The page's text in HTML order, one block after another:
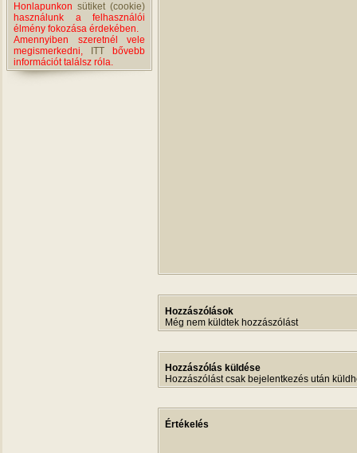
Honlapunkon sütiket (cookie)
használunk a felhasználói
élmény fokozása érdekében.
Amennyiben szeretnél vele
megismerkedni,
ITT bővebb
információt találsz róla.
Hozzászólások
Még nem küldtek hozzászólást
Hozzászólás küldése
Hozzászólást csak bejelentkezés után
Értékelés